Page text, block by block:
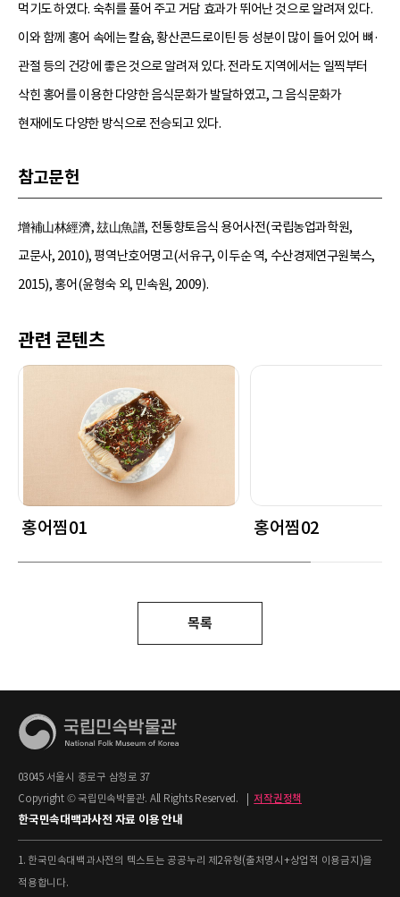
먹기도 하였다. 숙취를 풀어 주고 거담 효과가 뛰어난 것으로 알려져 있다.
이와 함께 홍어 속에는 칼슘, 황산콘드로이틴 등 성분이 많이 들어 있어 뼈·
관절 등의 건강에 좋은 것으로 알려져 있다. 전라도 지역에서는 일찍부터
삭힌 홍어를 이용한 다양한 음식문화가 발달하였고, 그 음식문화가
현재에도 다양한 방식으로 전승되고 있다.
참고문헌
增補山林經濟, 玆山魚譜, 전통향토음식 용어사전(국립농업과학원,
교문사, 2010), 평역난호어명고(서유구, 이두순 역, 수산경제연구원북스,
2015), 홍어(윤형숙 외, 민속원, 2009).
관련 콘텐츠
홍어찜01 홍어찜02
목록
03045 서울시 종로구 삼청로 37
Copyright © 국립민속박물관. All Rights Reserved.
저작권정책
한국민속대백과사전 자료 이용 안내
1. 한국민속대백과사전의 텍스트는 공공누리 제2유형(출처명시+상업적 이용금지)을
적용합니다.